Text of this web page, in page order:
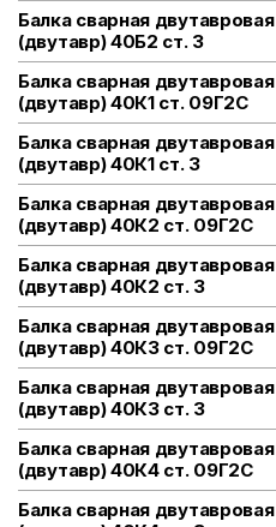
Балка сварная двутавровая
(двутавр) 40Б2 ст. 3
Балка сварная двутавровая
(двутавр) 40К1 ст. 09Г2С
Балка сварная двутавровая
(двутавр) 40К1 ст. 3
Балка сварная двутавровая
(двутавр) 40К2 ст. 09Г2С
Балка сварная двутавровая
(двутавр) 40К2 ст. 3
Балка сварная двутавровая
(двутавр) 40К3 ст. 09Г2С
Балка сварная двутавровая
(двутавр) 40К3 ст. 3
Балка сварная двутавровая
(двутавр) 40К4 ст. 09Г2С
Балка сварная двутавровая